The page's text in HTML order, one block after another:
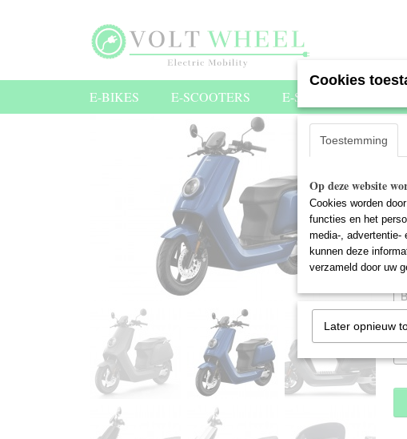
E-BIKES E-SCOOTERS E-STEPS
✓
Cookies
Toestemming
Op deze website
Cookies worden
functies en het
media-, advertentie-
kunnen deze
verzameld door uw
Later opnieuw